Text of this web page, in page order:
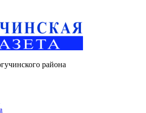
района